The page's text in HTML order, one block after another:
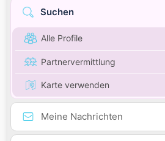
Suchen
Alle Profile
Partnervermittlung
Karte verwenden
Meine Nachrichten